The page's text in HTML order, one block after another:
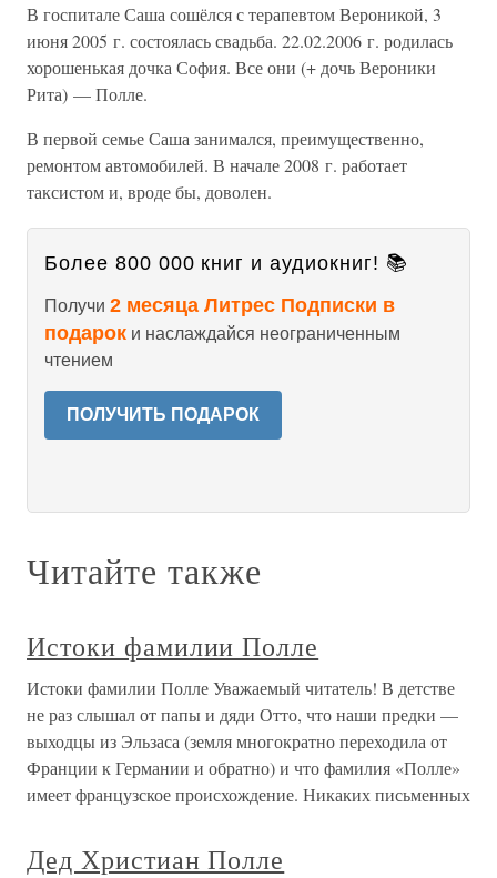
В госпитале Саша сошёлся с терапевтом Вероникой, 3
июня 2005 г. состоялась свадьба. 22.02.2006 г. родилась
хорошенькая дочка София. Все они (+ дочь Вероники
Рита) — Полле.
В первой семье Саша занимался, преимущественно,
ремонтом автомобилей. В начале 2008 г. работает
таксистом и, вроде бы, доволен.
Более 800 000 книг и аудиокниг! 📚
Получи 2 месяца Литрес Подписки в
подарок и наслаждайся неограниченным
чтением
ПОЛУЧИТЬ ПОДАРОК
Читайте также
Истоки фамилии Полле
Истоки фамилии Полле Уважаемый читатель! В детстве
не раз слышал от папы и дяди Отто, что наши предки —
выходцы из Эльзаса (земля многократно переходила от
Франции к Германии и обратно) и что фамилия «Полле»
имеет французское происхождение. Никаких письменных
Дед Христиан Полле